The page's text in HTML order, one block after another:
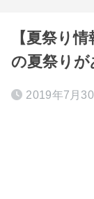
【夏祭り
の夏祭りが
2019年7月30